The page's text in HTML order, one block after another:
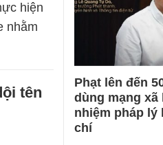
hiện
nhằm
tên
Phạt lên đến
dùng mạng
nhiệm pháp lý
chí